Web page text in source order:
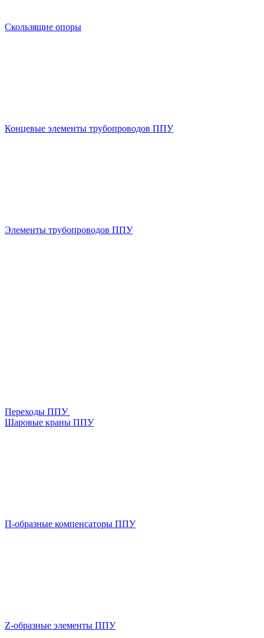
Скользящие опоры
Концевые элементы трубопроводов ППУ
Элементы трубопроводов ППУ
Переходы ППУ
Шаровые краны ППУ
П-образные компенсаторы ППУ
Z-образные элементы ППУ